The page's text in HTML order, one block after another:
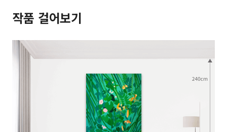
작품 걸어보기